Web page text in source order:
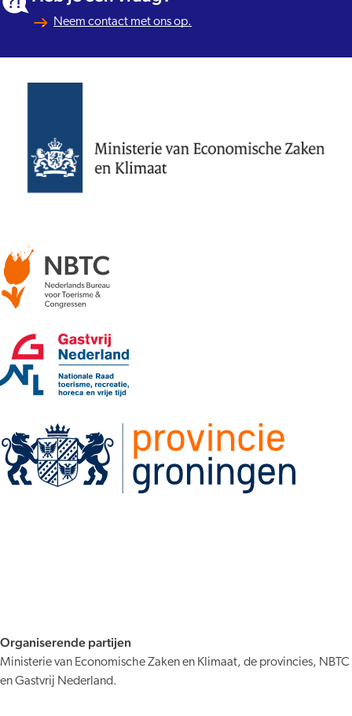
Neem contact met ons op.
Organiserende partijen
Ministerie van Economische Zaken en Klimaat, de provincies, NBTC
en Gastvrij Nederland.